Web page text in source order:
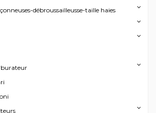
débroussailleusse-taille haies